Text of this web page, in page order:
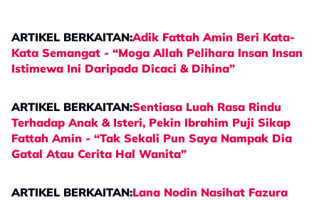
ARTIKEL BERKAITAN:Adik Fattah Amin Beri Kata-
Kata Semangat - “Moga Allah Pelihara Insan Insan
Istimewa Ini Daripada Dicaci & Dihina”
ARTIKEL BERKAITAN:Sentiasa Luah Rasa Rindu
Terhadap Anak & Isteri, Pekin Ibrahim Puji Sikap
Fattah Amin - “Tak Sekali Pun Saya Nampak Dia
Gatal Atau Cerita Hal Wanita”
ARTIKEL BERKAITAN:Lana Nodin Nasihat Fazura